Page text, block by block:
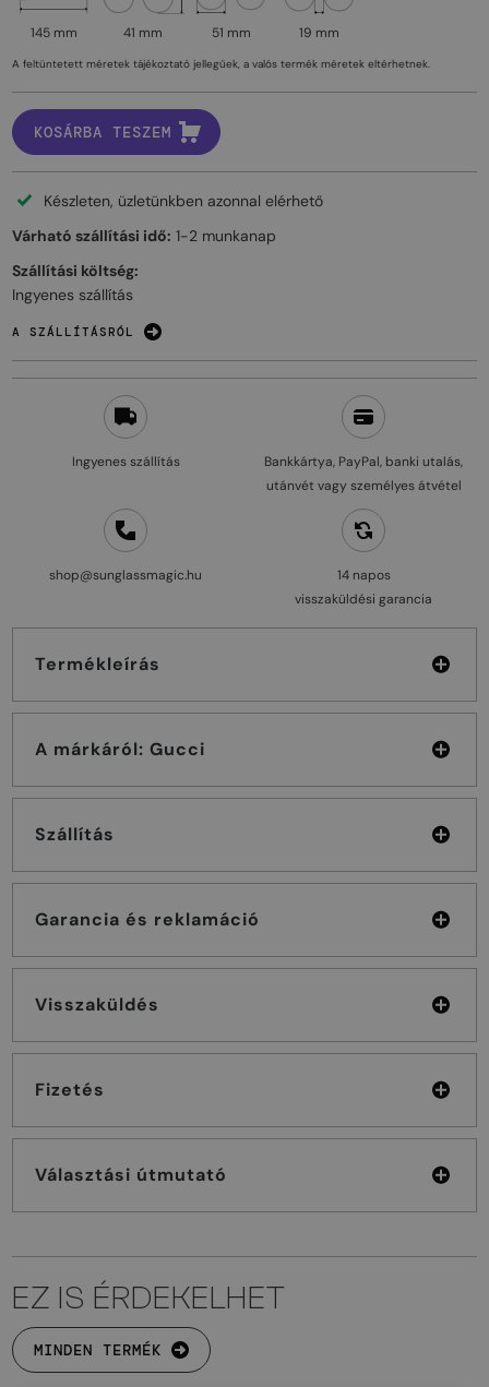
Ingyenes szállítás
Bankkártya, PayPal, banki utalás,
utánvét vagy személyes átvétel
shop@sunglassmagic.hu
14 napos
visszaküldési garancia
Termékleírás
A márkáról: Gucci
Szállítás
Garancia és reklamáció
Visszaküldés
Fizetés
Választási útmutató
145 mm 41 mm 51 mm 19 mm
A feltüntetett méretek tájékoztató jellegűek, a valós termék méretek eltérhetnek.
KOSÁRBA TESZEM
Készleten, üzletünkben azonnal elérhető
Várható szállítási idő: 1-2 munkanap
Szállítási költség:
Ingyenes szállítás
A SZÁLLÍTÁSRÓL
EZ IS ÉRDEKELHET
MINDEN TERMÉK